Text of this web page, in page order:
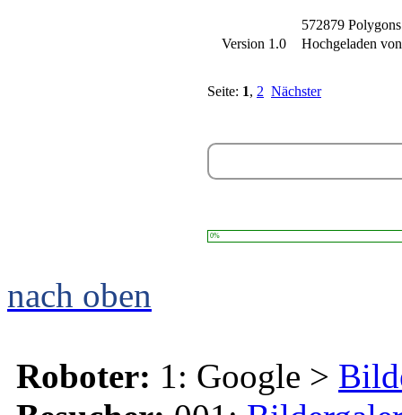
572879 Polygons
Version 1.0
Hochgeladen
Seite: 1, 2 Nächster
0%
nach oben
Roboter: 1: Google >